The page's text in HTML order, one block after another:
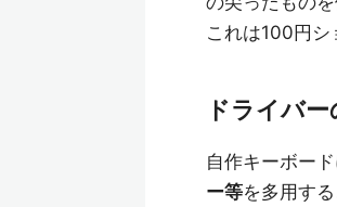
これは100円シ
ドライバ
自作キーボー
ー等を多用す